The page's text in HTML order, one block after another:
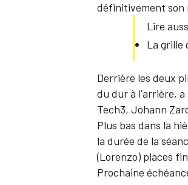
AUTRES
définitivement son
Lire
La grille
Derrière les deux
du dur à l'arrière,
Tech3, Johann
Plus bas dans la
la durée de la
(Lorenzo) places
Prochaine